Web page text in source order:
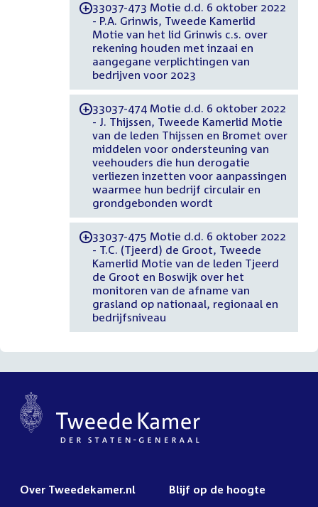
-33037-473 Motie d.d. 6 oktober 2022
- P.A. Grinwis, Tweede Kamerlid
Motie van het lid Grinwis c.s. over
rekening houden met inzaai en
aangegane verplichtingen van
bedrijven voor 2023
-33037-474 Motie d.d. 6 oktober 2022
- J. Thijssen, Tweede Kamerlid Motie
van de leden Thijssen en Bromet over
middelen voor ondersteuning van
veehouders die hun derogatie
verliezen inzetten voor aanpassingen
waarmee hun bedrijf circulair en
grondgebonden wordt
-33037-475 Motie d.d. 6 oktober 2022
- T.C. (Tjeerd) de Groot, Tweede
Kamerlid Motie van de leden Tjeerd
de Groot en Boswijk over het
monitoren van de afname van
grasland op nationaal, regionaal en
bedrijfsniveau
Over Tweedekamer.nl Blijf op de hoogte